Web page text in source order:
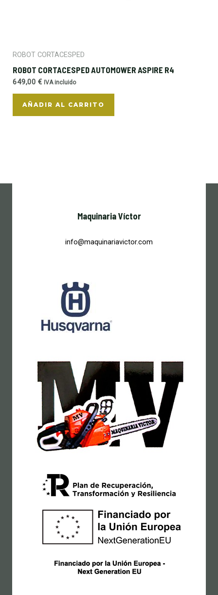
ROBOT CORTACESPED
ROBOT CORTACESPED AUTOMOWER ASPIRE R4
649,00€ IVA incluido
AÑADIR AL CARRITO
Maquinaria Víctor
info@maquinariavictor.com